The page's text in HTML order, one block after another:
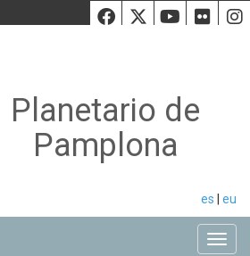
Facebook
Twiiter
Planetario de
Pamplona
es eu